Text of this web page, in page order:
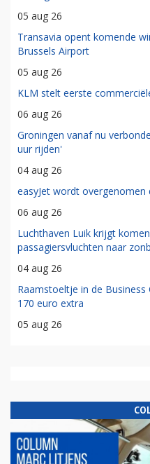
05 aug 26
Transavia opent komende
Brussels Airport
05 aug 26
KLM stelt eerste
06 aug 26
Groningen vanaf nu
uur rijden'
04 aug 26
easyJet wordt
06 aug 26
Luchthaven Luik krijgt
passagiersvluchten naar
04 aug 26
Raamstoeltje in de
170 euro extra
05 aug 26